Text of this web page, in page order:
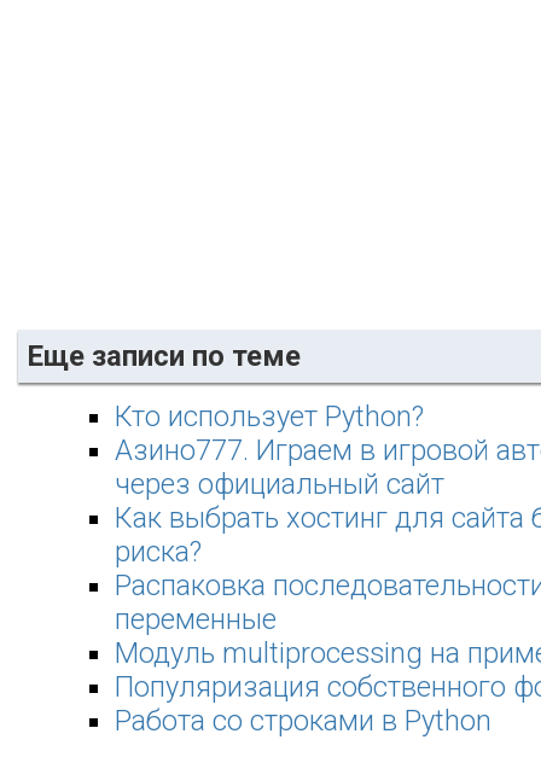
Еще записи по теме
Кто использует Python?
Азино777. Играем в игровой
через официальный сайт
Как выбрать хостинг для сайта
риска?
Распаковка
переменные
Модуль multiprocessing на
Популяризация собственного
Работа со строками в Python